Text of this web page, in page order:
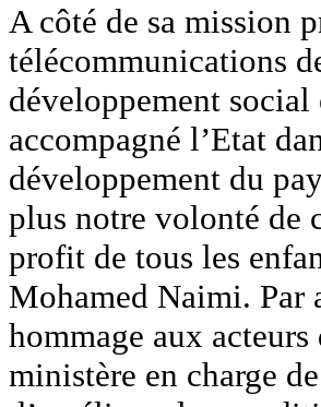
A côté de sa mission
télécommunications
développement
accompagné l’Etat
développement du
plus notre volonté de
profit de tous les
Mohamed Naimi. Par
hommage aux acteurs
ministère en charge